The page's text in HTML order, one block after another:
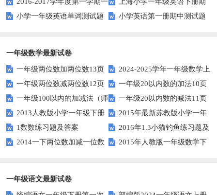
题
起一年级英语期中试卷
中试卷
小学一年级英语单词测试题 小学英语第一册期中测试题
一年级数学最新试卷
一年级两位数加两位数13页
2024-2025学年一年级数学上
册期末素养测评卷（考试版A4
人教版）
一年级两位数减两位数12页
一年级20以内数的加法10页
一年级100以内的加减法（师
版）
一年级20以内数的减法11页
2013人教版小学一年级下册
第三单元整理与复习（一）练习
题
2015年最新苏教版小学一年
级数学下册第一次月考试卷
1数数练习题及答案
2016年1.3小猫钓鱼练习题及
答案
2014一下两位数加减一位数
2015年人教版一年级数学下
一年级语文最新试卷